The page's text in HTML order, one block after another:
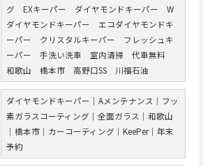
グ EXキーパー ダイヤモンドキーパー W
ダイヤモンドキーパー エコダイヤモンドキ
ーパー クリスタルキーパー フレッシュキ
ーパー 手洗い洗車 室内清掃 代車無料
和歌山 橋本市 高野口SS 川福石油
ダイヤモンドキーパー｜Aメンテナンス｜フッ
素ガラスコーティング｜全面ガラス｜和歌山
｜橋本市｜カーコーティング｜KeePer｜年末
予約